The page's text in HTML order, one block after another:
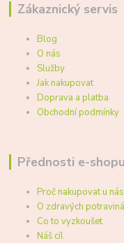
Zákaznický servis
Blog
O nás
Služby
Jak nakupovat
Doprava a platba
Obchodní podmínky
Přednosti e-shopu
Proč nakupovat u nás
O zdravých
Co to vyzkoušet
Náš cíl